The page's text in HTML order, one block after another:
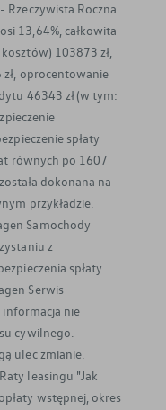
Roczna
13,64%, całkowita
103873 zł,
oprocentowanie
46343 zł (w tym:
spłaty
równych po 1607
dokonana na
przykładzie.
Samochody
z
spłaty
Serwis
informacja nie
cywilnego.
ulec zmianie.
leasingu "Jak
wstępnej, okres